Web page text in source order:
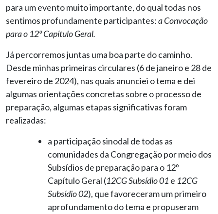
para um evento muito importante, do qual todas nos
sentimos profundamente participantes:a Convocação
para o 12º Capítulo Geral.
Já percorremos juntas uma boa parte do caminho.
Desde minhas primeiras circulares (6 de janeiro e 28 de
fevereiro de 2024), nas quais anunciei o tema e dei
algumas orientações concretas sobre o processo de
preparação, algumas etapas significativas foram
realizadas:
a participação sinodal de todas as
comunidades da Congregação por meio dos
Subsídios de preparação para o 12º
Capítulo Geral (12CG Subsídio 01 e 12CG
Subsídio 02), que favoreceram um primeiro
aprofundamento do tema e propuseram